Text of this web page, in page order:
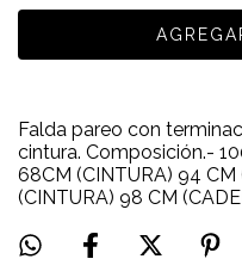
Falda pareo con
cintura. Composición.-
68CM (CINTURA) 94
(CINTURA) 98 CM